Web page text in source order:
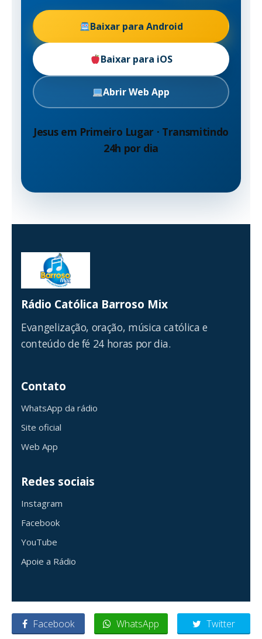
Baixar para Android
Baixar para iOS
Abrir Web App
Jesus em Primeiro Lugar · Transmitindo
24h por dia
Rádio Católica Barroso Mix
Evangelização, oração, música católica e
conteúdo de fé 24 horas por dia.
Contato
WhatsApp da rádio
Site oficial
Web App
Redes sociais
Instagram
Facebook
YouTube
Apoie a Rádio
Facebook WhatsApp Twitter